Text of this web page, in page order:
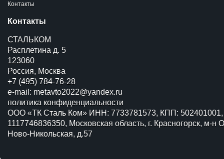
Контакты
Контакты
СТАЛЬКОМ
Расплетина д. 5
123060
Россия, Москва
+7 (495) 784-76-28
e-mail: metavto2022@yandex.ru
политика конфиденциальности
ООО «ТК Сталь Ком» ИНН: 7733781573, КПП:
1117746836350, Московская область, г. Красногорск, м-н
Ново-Никольская, д.57